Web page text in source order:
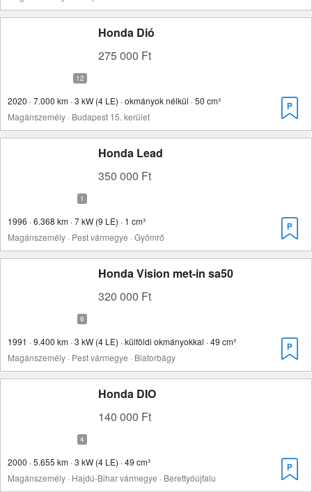
Honda Dió
275 000 Ft
2020 · 7.000 km · 3 kW (4 LE) · okmányok nélkül · 50 cm³
Magánszemély · Budapest 15. kerület
Honda Lead
350 000 Ft
1996 · 6.368 km · 7 kW (9 LE) · 1 cm³
Magánszemély · Pest vármegye · Gyömrő
Honda Vision met-in sa50
320 000 Ft
1991 · 9.400 km · 3 kW (4 LE) · külföldi okmányokkal · 49 cm³
Magánszemély · Pest vármegye · Biatorbágy
Honda DIO
140 000 Ft
2000 · 5.655 km · 3 kW (4 LE) · 49 cm³
Magánszemély · Hajdú-Bihar vármegye · Berettyóújfalu